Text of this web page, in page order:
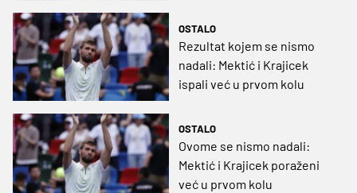
OSTALO
Rezultat kojem se nismo
nadali: Mektić i Krajicek
ispali već u prvom kolu
OSTALO
Ovome se nismo nadali:
Mektić i Krajicek poraženi
već u prvom kolu